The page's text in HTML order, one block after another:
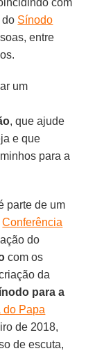
do Sínodo
entre
um
, que ajude
e que
para a
parte de um
Conferência
do
com os
da
para a
do Papa
de 2018,
de escuta,